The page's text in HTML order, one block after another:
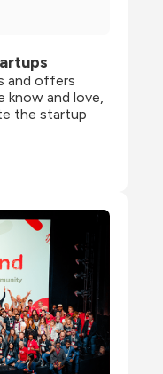
and offers
know and love,
the startup